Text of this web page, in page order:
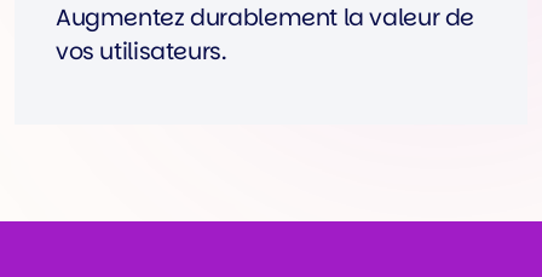
Augmentez durablement la valeur de
vos utilisateurs.